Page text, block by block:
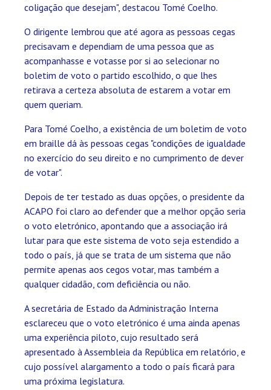
coligação que desejam", destacou Tomé Coelho.
O dirigente lembrou que até agora as pessoas cegas
precisavam e dependiam de uma pessoa que as
acompanhasse e votasse por si ao selecionar no
boletim de voto o partido escolhido, o que lhes
retirava a certeza absoluta de estarem a votar em
quem queriam.
Para Tomé Coelho, a existência de um boletim de voto
em braille dá às pessoas cegas "condições de igualdade
no exercício do seu direito e no cumprimento de dever
de votar".
Depois de ter testado as duas opções, o presidente da
ACAPO foi claro ao defender que a melhor opção seria
o voto eletrónico, apontando que a associação irá
lutar para que este sistema de voto seja estendido a
todo o país, já que se trata de um sistema que não
permite apenas aos cegos votar, mas também a
qualquer cidadão, com deficiência ou não.
A secretária de Estado da Administração Interna
esclareceu que o voto eletrónico é uma ainda apenas
uma experiência piloto, cujo resultado será
apresentado à Assembleia da República em relatório, e
cujo possível alargamento a todo o país ficará para
uma próxima legislatura.